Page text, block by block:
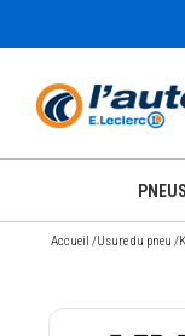
PNEUS
Accueil /Usure du pneu /